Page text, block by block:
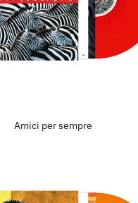
Amici per sempre